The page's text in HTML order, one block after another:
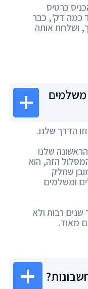
כרטיס
כמה דק', כבר
ושלחת אותה
משלמים
הדרך שלנו.
שלנו
הזה, הוא
שחלק
ומשלמים
שנים רבות ולא
מאוד.